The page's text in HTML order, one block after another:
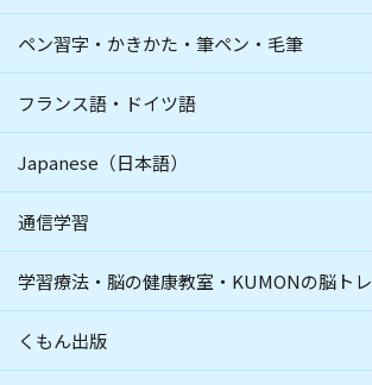
ペン習字・かきかた・筆ペン・毛筆
フランス語・ドイツ語
Japanese（日本語）
通信学習
学習療法・脳の健康教室・KUMONの脳トレ
くもん出版